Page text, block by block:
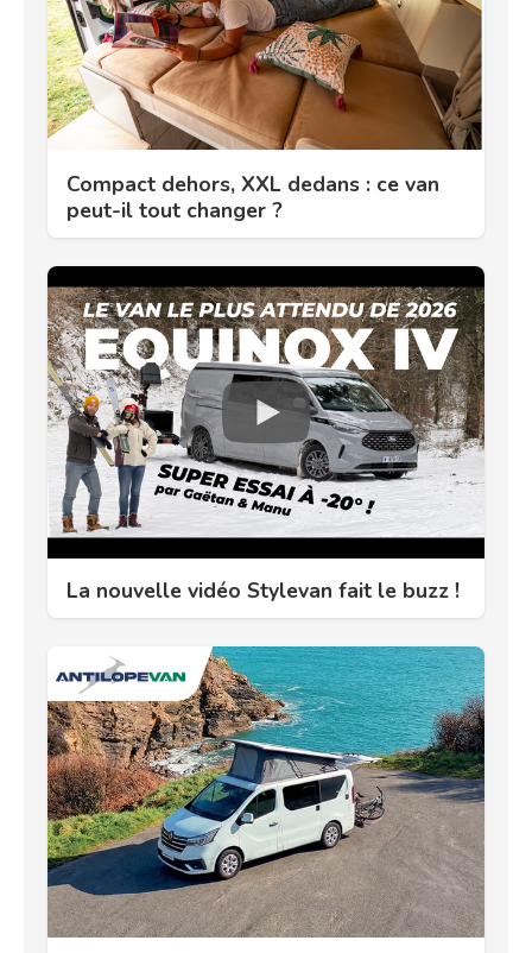
Compact dehors, XXL dedans : ce van
peut-il tout changer ?
La nouvelle vidéo Stylevan fait le buzz !